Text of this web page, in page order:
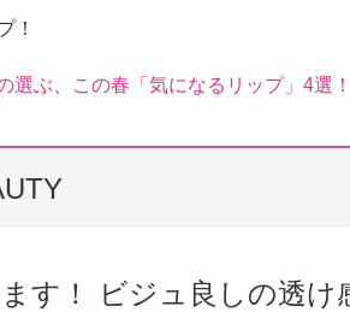
！
選ぶ、この春「気になるリップ」4選！
す！ ビジュ良しの透け